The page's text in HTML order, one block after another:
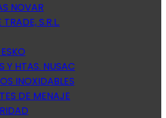
NOVAR
S.R.L.
Y HTAS. NUSAC
INOXIDABLES
DE MENAJE